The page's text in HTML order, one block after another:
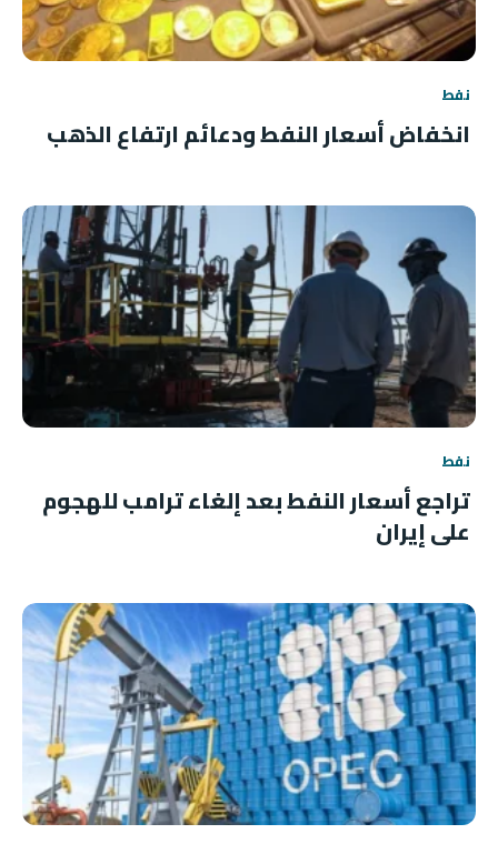
نفط
انخفاض أسعار النفط ودعائم ارتفاع الذهب
نفط
تراجع أسعار النفط بعد إلغاء ترامب للهجوم
على إيران